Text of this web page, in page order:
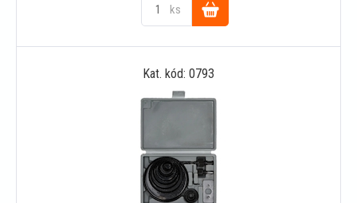
ks
Do
košíku
Kat. kód: 0793